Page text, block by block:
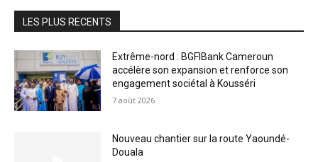
LES PLUS RECENTS
Extrême-nord : BGFIBank Cameroun
accélère son expansion et renforce son
engagement sociétal à Kousséri
7 août 2026
Nouveau chantier sur la route Yaoundé-
Douala